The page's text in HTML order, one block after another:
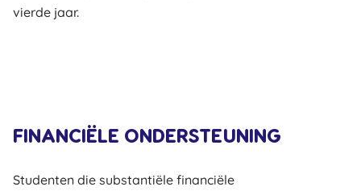
vierde jaar.
FINANCIËLE ONDERSTEUNING
Studenten die substantiële financiële